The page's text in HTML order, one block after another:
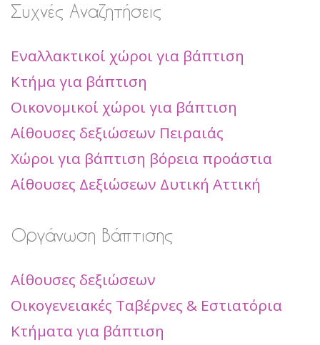
Συχνές Αναζητήσεις
Εναλλακτικοί χώροι για βάπτιση
Κτήμα για βάπτιση
Οικονομικοί χώροι για βάπτιση
Αίθουσες δεξιώσεων Πειραιάς
Χώροι για βάπτιση βόρεια προάστια
Αίθουσες Δεξιώσεων Δυτική Αττική
Οργάνωση Βάπτισης
Αίθουσες δεξιώσεων
Οικογενειακές Ταβέρνες & Εστιατόρια
Κτήματα για βάπτιση